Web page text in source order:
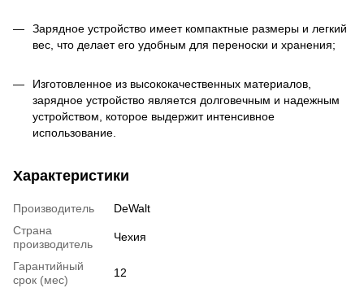
Зарядное устройство имеет компактные размеры и легкий
вес, что делает его удобным для переноски и хранения;
Изготовленное из высококачественных материалов,
зарядное устройство является долговечным и надежным
устройством, которое выдержит интенсивное
использование.
Характеристики
Производитель
DeWalt
Страна
производитель
Чехия
Гарантийный
срок (мес)
12